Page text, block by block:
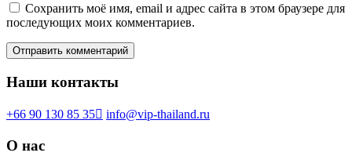
Сохранить моё имя, email и адрес сайта в этом браузере для
последующих моих комментариев.
Наши контакты
+66 90 130 85 35 info@vip-thailand.ru
О нас